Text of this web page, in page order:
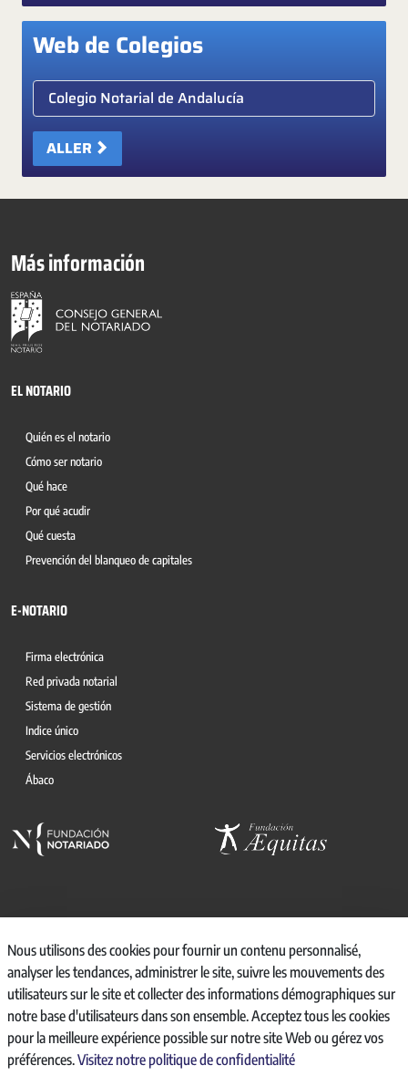
Web de Colegios
Elige colegio notarial
ALLER
Más información
EL NOTARIO
Quién es el notario
Cómo ser notario
Qué hace
Por qué acudir
Qué cuesta
Prevención del blanqueo de capitales
E-NOTARIO
Firma electrónica
Red privada notarial
Sistema de gestión
Indice único
Servicios electrónicos
Ábaco
© 2026, CONSEJO GENERAL DEL NOTARIO
CANAL INTERNO DE INFORMACIÓN
REGISTRO DE ACTIVIDADES DE TRATAMIENTO
AVISO LEGAL
POLÍTICA DE PRIVACIDAD
POLÍTICA DE COOKIES
Nous utilisons des cookies pour fournir un contenu personnalisé,
analyser les tendances, administrer le site, suivre les mouvements des
utilisateurs sur le site et collecter des informations démographiques sur
notre base d'utilisateurs dans son ensemble. Acceptez tous les cookies
pour la meilleure expérience possible sur notre site Web ou gérez vos
préférences.Visitez notre politique de confidentialité